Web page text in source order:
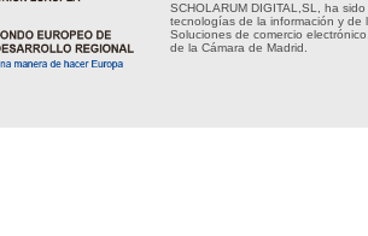
SCHOLARUM DIGITAL,SL, ha
tecnologías de la información y de
Soluciones de comercio
de la Cámara de Madrid.